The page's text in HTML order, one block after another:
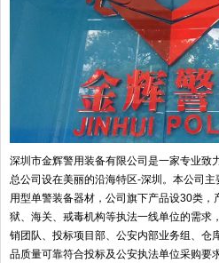
深圳市金辉警用装备有限公司是一家专业致
总公司设在美丽的沿海特区-深圳。本公司
用型单警装备器材，公司旗下产品设30类
狱、海关、戒毒机构等执法一线单位的需求
销团队、投标项目部、公安内部业务组、仓
品质量可靠符合投标及公安执法单位采购要